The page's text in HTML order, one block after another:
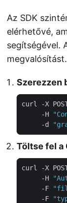
Az SDK
elérhetővé,
segítségével.
megvalósítást.
Szerezzen
curl -X
     -H
     -d
Töltse fel a
curl -X
     -H
     -F
     -F